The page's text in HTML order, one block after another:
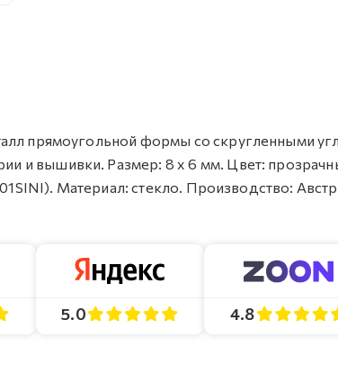
прямоугольной формы со скругленными
и вышивки. Размер: 8 х 6 мм. Цвет:
Материал: стекло. Производство:
5.0 4.8